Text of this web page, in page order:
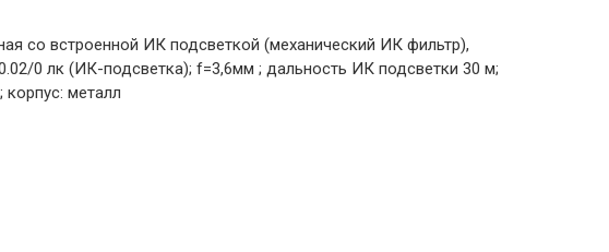
со встроенной ИК подсветкой (механический ИК фильтр),
0 лк (ИК-подсветка); f=3,6мм ; дальность ИК подсветки 30 м;
корпус: металл